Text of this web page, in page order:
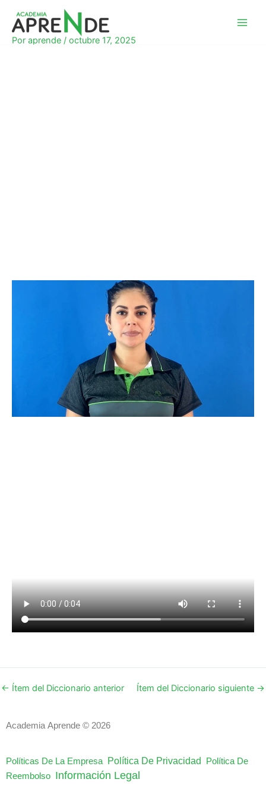
contenido
Por aprende / octubre 17, 2025
← Ítem del Diccionario anterior Ítem del Diccionario siguiente →
Academia Aprende © 2026
Políticas De La Empresa Política De Privacidad
Política De
Reembolso Información Legal